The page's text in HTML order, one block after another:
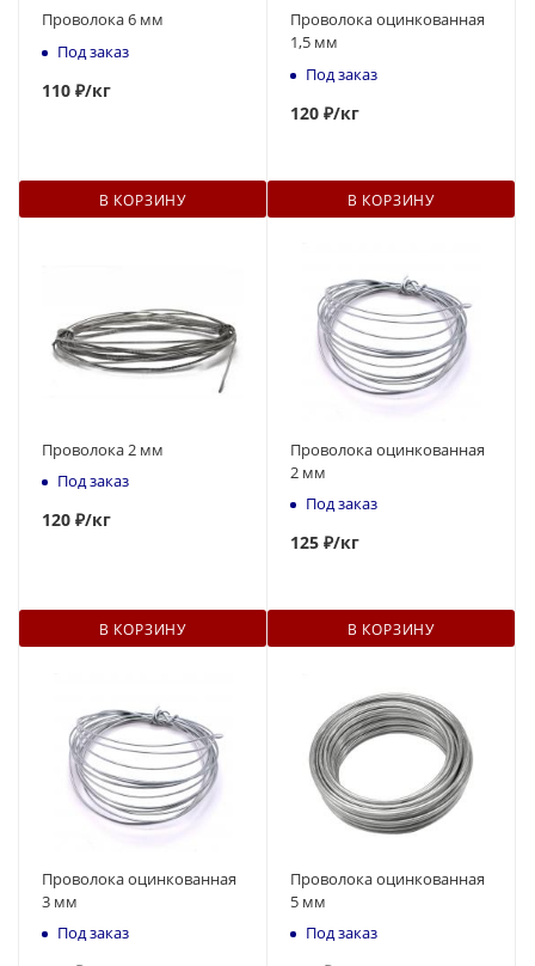
Проволока 6 мм
Под заказ
110 ₽/кг
В КОРЗИНУ
Проволока оцинкованная
1,5 мм
Под заказ
120 ₽/кг
В КОРЗИНУ
Проволока 2 мм
Под заказ
120 ₽/кг
В КОРЗИНУ
Проволока оцинкованная
2 мм
Под заказ
125 ₽/кг
В КОРЗИНУ
Проволока оцинкованная
3 мм
Под заказ
Проволока оцинкованная
5 мм
Под заказ